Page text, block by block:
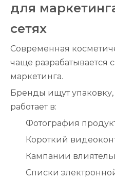
для
сетях
Современная
чаще разрабатывается
маркетинга.
Бренды ищут
работает в:
Фотография
Короткий
Кампании
Списки